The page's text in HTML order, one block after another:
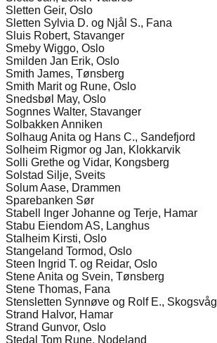
Sletten Geir, Oslo
Sletten Sylvia D. og Njål S., Fana
Sluis Robert, Stavanger
Smeby Wiggo, Oslo
Smilden Jan Erik, Oslo
Smith James, Tønsberg
Smith Marit og Rune, Oslo
Snedsbøl May, Oslo
Sognnes Walter, Stavanger
Solbakken Anniken
Solhaug Anita og Hans C., Sandefjord
Solheim Rigmor og Jan, Klokkarvik
Solli Grethe og Vidar, Kongsberg
Solstad Silje, Sveits
Solum Aase, Drammen
Sparebanken Sør
Stabell Inger Johanne og Terje, Hamar
Stabu Eiendom AS, Langhus
Stalheim Kirsti, Oslo
Stangeland Tormod, Oslo
Steen Ingrid T. og Reidar, Oslo
Stene Anita og Svein, Tønsberg
Stene Thomas, Fana
Stensletten Synnøve og Rolf E., Skogsvåg
Strand Halvor, Hamar
Strand Gunvor, Oslo
Stedal Tom Rune, Nodeland